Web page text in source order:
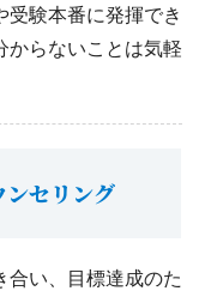
受験本番に発揮でき
からないことは気軽
ンセリング
合い、目標達成のた